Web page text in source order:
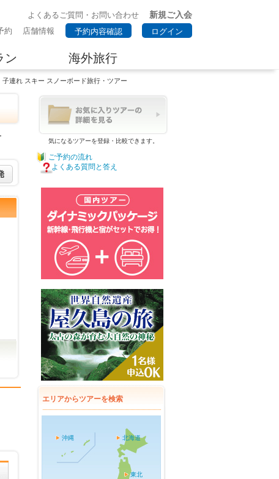
よくあるご質問・お問い合わせ
新規ご入会
約 店舗情報 予約内容確認 ログイン
ン 海外旅行
子連れ スキー スノーボード旅行・ツアー
気になるツアーを登録・比較できます。
ご予約の流れ
よくある質問と答え
エリアからツアーを検索
北海道
東北
沖縄